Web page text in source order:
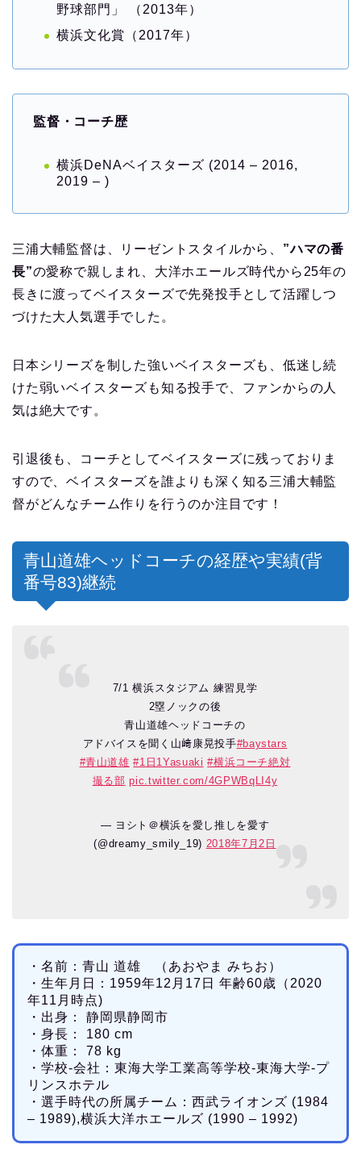
野球部門」 （2013年）
横浜文化賞（2017年）
監督・コーチ歴
横浜DeNAベイスターズ (2014 – 2016,
2019 – )
三浦大輔監督は、リーゼントスタイルから、 ”ハマの番
長”の愛称で親しまれ、大洋ホエールズ時代から25年の
長きに渡ってベイスターズで先発投手として活躍しつ
づけた大人気選手でした。
日本シリーズを制した強いベイスターズも、低迷し続
けた弱いベイスターズも知る投手で、ファンからの人
気は絶大です。
引退後も、コーチとしてベイスターズに残っておりま
すので、ベイスターズを誰よりも深く知る三浦大輔監
督がどんなチーム作りを行うのか注目です！
青山道雄ヘッドコーチの経歴や実績(背
番号83)継続
7/1 横浜スタジアム 練習見学
2塁ノックの後
青山道雄ヘッドコーチの
アドバイスを聞く山﨑康晃投手#baystars
#青山道雄 #1日1Yasuaki #横浜コーチ絶対
撮る部 pic.twitter.com/4GPWBqLI4y
— ヨシト＠横浜を愛し推しを愛す
(@dreamy_smily_19) 2018年7月2日
・名前：青山 道雄 （あおやま みちお）
・生年月日：1959年12月17日 年齢60歳（2020
年11月時点)
・出身： 静岡県静岡市
・身長： 180 cm
・体重： 78 kg
・学校-会社：東海大学工業高等学校-東海大学-プ
リンスホテル
・選手時代の所属チーム：西武ライオンズ (1984
– 1989),横浜大洋ホエールズ (1990 – 1992)